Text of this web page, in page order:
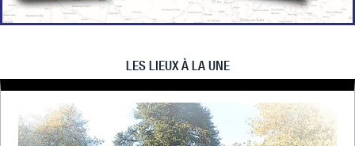
LES LIEUX À LA UNE